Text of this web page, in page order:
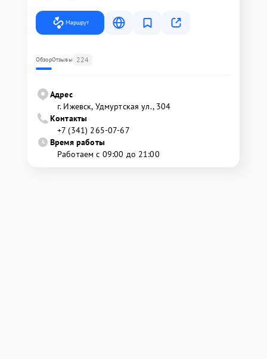
Маршрут
ОбзорОтзывы 224
Адрес
г. Ижевск, Удмуртская ул., 304
Контакты
+7 (341) 265-07-67
Время работы
Работаем с 09:00 до 21:00